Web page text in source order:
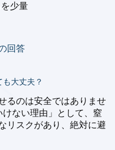
少量
回答
大丈夫？
るのは安全ではありませ
ない理由」として、窒
リスクがあり、絶対に避